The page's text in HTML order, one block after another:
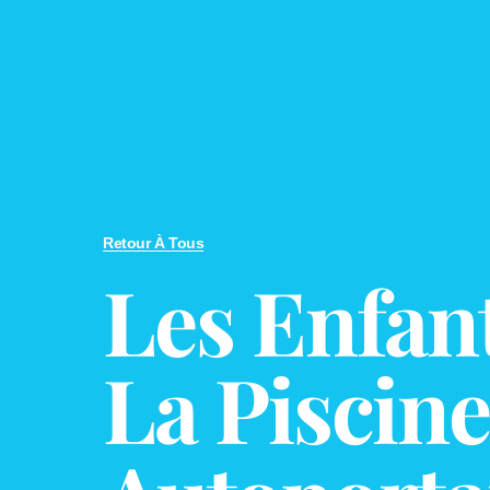
Retour À Tous
Les
La Piscine